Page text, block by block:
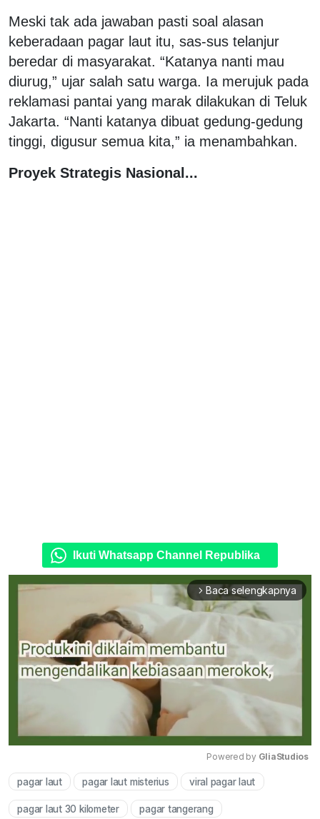
Meski tak ada jawaban pasti soal alasan
keberadaan pagar laut itu, sas-sus telanjur
beredar di masyarakat. “Katanya nanti mau
diurug,” ujar salah satu warga. Ia merujuk pada
reklamasi pantai yang marak dilakukan di Teluk
Jakarta. “Nanti katanya dibuat gedung-gedung
tinggi, digusur semua kita,” ia menambahkan.
Proyek Strategis Nasional...
Ikuti Whatsapp Channel Republika
arrow_forward_ios Baca selengkapnya
Mute
Powered by GliaStudios
pagar laut pagar laut misterius viral pagar laut
pagar laut 30 kilometer pagar tangerang